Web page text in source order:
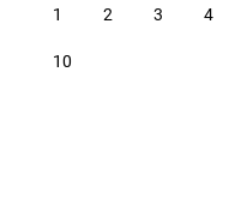
1 2 3 4
10